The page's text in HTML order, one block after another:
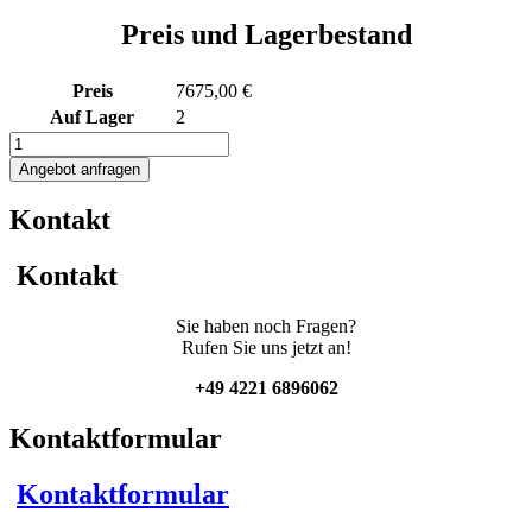
Preis und Lagerbestand
Preis
7675,00 €
Auf Lager
2
1533L
heiz-/kühlbarer
Edelstahlbehälter
Thermoplate
Dissolver
Menge
Angebot anfragen
Kontakt
Kontakt
Sie haben noch Fragen?
Rufen Sie uns jetzt an!
+49 4221 6896062
Kontaktformular
Kontaktformular